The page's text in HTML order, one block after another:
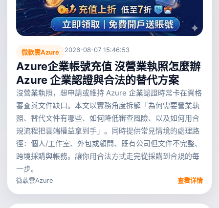
微軟雲Azure 2026-08-07 15:46:53
Azure企業帳號充值 沒營業執照怎麼辦
Azure 企業認證與合法的替代方案
沒營業執照，想申請或維持 Azure 企業認證時常卡在資格
審查與文件缺口。本文以實務角度拆解「為何需要營業執
照、替代文件有哪些、如何降低審查風險、以及如何用合
規流程把雲端權益拿到手」。同時提供常見情境的處理路
徑：個人/工作室、外包或顧問、既有公司但文件不完整、
跨境採購與帳務。讓你用合法方式走完從採購到合規的每
一步。
微軟雲Azure 查看详情